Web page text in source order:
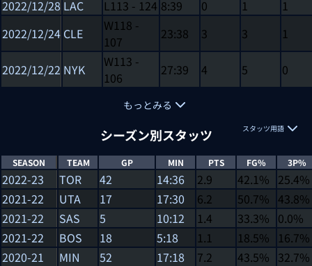
2022/12/28 LAC L113 - 124 8:39 0 1
1
2022/12/24 CLE W118 -
107
23:38 3 3 1
2022/12/22 NYK W113 -
106
27:39 4 5 0
もっとみる
シーズン別スタッツ スタッツ用語
SEASON TEAM GP MIN PTS FG% 3P%
2022-23 TOR 42 14:36 2.9 42.1% 25.4%
2021-22
UTA 17 17:30 6.2 50.7% 43.8%
2021-22
SAS 5 10:12 1.4 33.3% 0.0%
2021-22
BOS 18 5:18 1.1 18.5%
16.7%
2020-21
MIN 52 17:18 7.2 43.5% 32.7%